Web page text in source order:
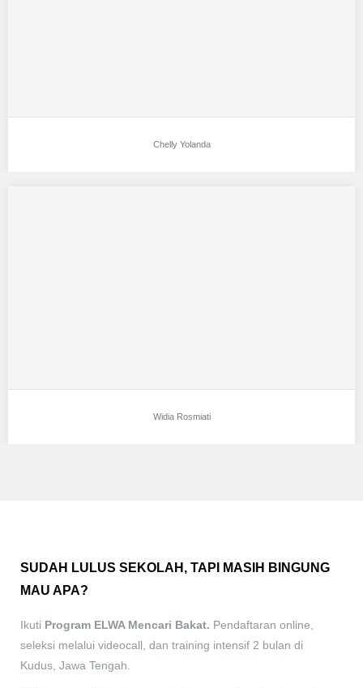
Chelly Yolanda
Widia Rosmiati
SUDAH LULUS SEKOLAH, TAPI MASIH BINGUNG
MAU APA?
Ikuti Program ELWA Mencari Bakat. Pendaftaran online,
seleksi melalui videocall, dan training intensif 2 bulan di
Kudus, Jawa Tengah.